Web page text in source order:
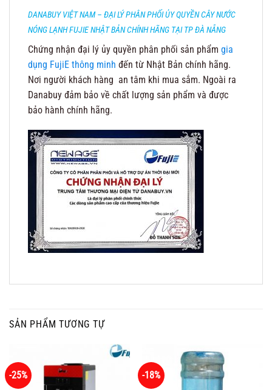
DANABUY VIỆT NAM – ĐẠI LÝ PHÂN PHỐI ỦY QUYỀN CÂY NƯỚC
NÓNG LẠNH FUJIE NHẬT BẢN CHÍNH HÃNG TẠI TP ĐÀ NẴNG
Chứng nhận đại lý ủy quyền phân phối sản phẩm gia
dụng FujiE thông minh đến từ Nhật Bản chính hãng.
Nơi người khách hàng an tâm khi mua sắm. Ngoài ra
Danabuy đảm bảo về chất lượng sản phẩm và được
bảo hành chính hãng.
SẢN PHẨM TƯƠNG TỰ
-25% -18%